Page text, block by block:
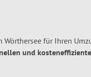
für Ihren
und